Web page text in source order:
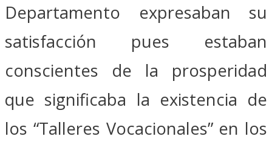
Departamento expresaban su
satisfacción pues estaban
conscientes de la prosperidad
que significaba la existencia de
los “Talleres Vocacionales” en los